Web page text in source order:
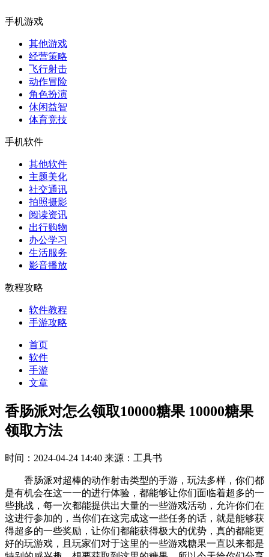
手机游戏
其他游戏
经营策略
飞行射击
动作冒险
角色扮演
休闲益智
体育竞技
手机软件
其他软件
主题美化
社交通讯
拍照摄影
阅读资讯
出行购物
办公学习
生活服务
影音播放
教程攻略
软件教程
手游攻略
首页
软件
手游
文章
香肠派对怎么领取10000糖果 10000糖果
领取方法
时间：2024-04-24 14:40 来源：工具书
香肠派对超棒的动作射击类型的手游，玩法多样，你们都
是有机会在这一一的进行体验，都能够让你们面临着超多的一
些挑战，每一次都能提供出大量的一些游戏活动，允许你们在
这进行参加的，当你们在这完成这一些任务的话，就是能够获
得超多的一些奖励，让你们都能获得极大的优势，真的都能更
好的玩游戏，且玩家们对于这里的一些游戏糖果一直以来都是